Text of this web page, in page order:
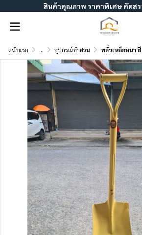
สินค้าคุณภาพ ราคาพิเศษ คัดส
หน้าแรก ... อุปกรณ์ทำสวน พลั่วเหล็กหนา สี